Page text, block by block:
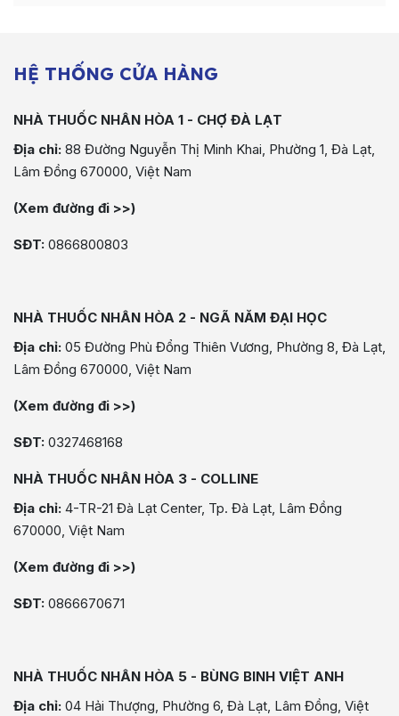
HỆ THỐNG CỬA HÀNG
NHÀ THUỐC NHÂN HÒA 1 - CHỢ ĐÀ LẠT
Địa chỉ: 88 Đường Nguyễn Thị Minh Khai, Phường 1, Đà Lạt,
Lâm Đồng 670000, Việt Nam
(Xem đường đi >>)
SĐT: 0866800803
NHÀ THUỐC NHÂN HÒA 2 - NGÃ NĂM ĐẠI HỌC
Địa chỉ: 05 Đường Phù Đổng Thiên Vương, Phường 8, Đà Lạt,
Lâm Đồng 670000, Việt Nam
(Xem đường đi >>)
SĐT: 0327468168
NHÀ THUỐC NHÂN HÒA 3 - COLLINE
Địa chỉ: 4-TR-21 Đà Lạt Center, Tp. Đà Lạt, Lâm Đồng
670000, Việt Nam
(Xem đường đi >>)
SĐT: 0866670671
NHÀ THUỐC NHÂN HÒA 5 - BÙNG BINH VIỆT ANH
Địa chỉ: 04 Hải Thượng, Phường 6, Đà Lạt, Lâm Đồng, Việt